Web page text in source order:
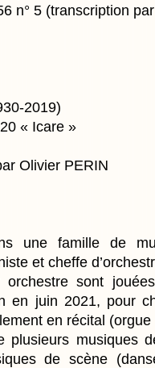
n° 5 (transcription
2019)
« Icare »
Olivier PERIN
une famille de
et cheffe
sont
en juin 2021, pour
en récital
plusieurs musiques
de scène